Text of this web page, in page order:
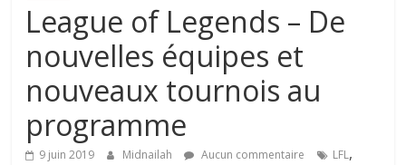
League of Legends – De
nouvelles équipes et
nouveaux tournois au
programme
9 juin 2019 Midnailah Aucun commentaire LFL,